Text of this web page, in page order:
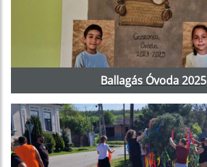
Ballagás Óvoda 2025